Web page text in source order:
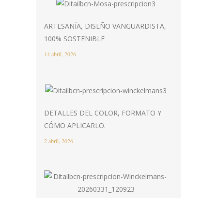
ARTESANÍA, DISEÑO VANGUARDISTA,
100% SOSTENIBLE
14 abril, 2026
DETALLES DEL COLOR, FORMATO Y
CÓMO APLICARLO.
2 abril, 2026